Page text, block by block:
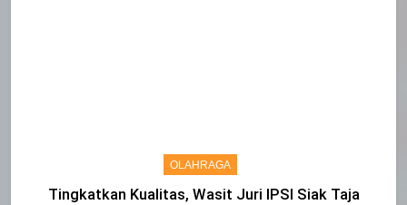
OLAHRAGA
Tingkatkan Kualitas, Wasit Juri IPSI Siak Taja